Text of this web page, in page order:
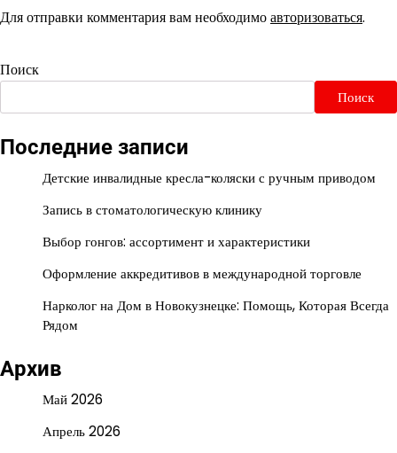
Для отправки комментария вам необходимоавторизоваться.
Поиск
Поиск
Последние записи
Детские инвалидные кресла-коляски с ручным приводом
Запись в стоматологическую клинику
Выбор гонгов: ассортимент и характеристики
Оформление аккредитивов в международной торговле
Нарколог на Дом в Новокузнецке: Помощь, Которая Всегда
Рядом
Архив
Май 2026
Апрель 2026